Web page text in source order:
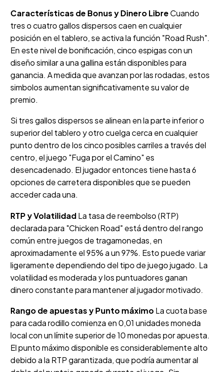
Características de Bonus y Dinero LibreCuando
tres o cuatro gallos dispersos caen en cualquier
posición en el tablero, se activa la función "Road Rush".
En este nivel de bonificación, cinco espigas con un
diseño similar a una gallina están disponibles para
ganancia. A medida que avanzan por las rodadas, estos
simbolos aumentan significativamente su valor de
premio.
Si tres gallos dispersos se alinean en la parte inferior o
superior del tablero y otro cuelga cerca en cualquier
punto dentro de los cinco posibles carriles a través del
centro, el juego "Fuga por el Camino" es
desencadenado. El jugador entonces tiene hasta 6
opciones de carretera disponibles que se pueden
acceder cada una.
RTP y VolatilidadLa tasa de reembolso (RTP)
declarada para "Chicken Road" está dentro del rango
común entre juegos de tragamonedas, en
aproximadamente el 95% a un 97%. Esto puede variar
ligeramente dependiendo del tipo de juego jugado. La
volatilidad es moderada y los puntuadores ganan
dinero constante para mantener al jugador motivado.
Rango de apuestas y Punto máximoLa cuota base
para cada rodillo comienza en 0,01 unidades moneda
local con un límite superior de 10 monedas por apuesta.
El punto máximo disponible es considerablemente alto
debido a la RTP garantizada, que podría aumentar al